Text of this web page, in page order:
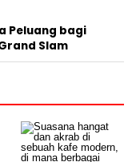
Peluang bagi
Slam